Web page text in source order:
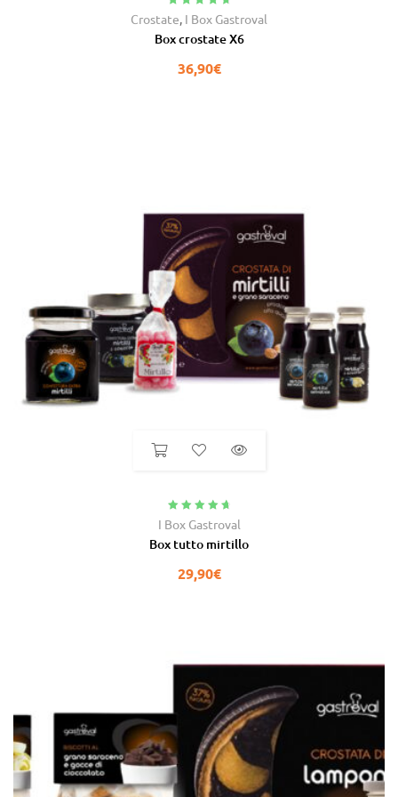
Valutato
4.91
Crostate, I Box Gastroval
Box crostate X6
36,90€
Valutato
4.90
I Box Gastroval
Box tutto mirtillo
29,90€